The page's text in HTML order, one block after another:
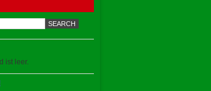
ist leer.